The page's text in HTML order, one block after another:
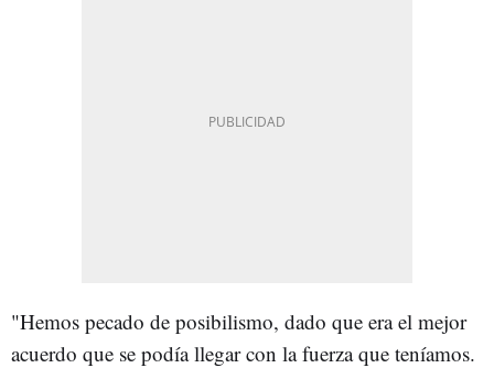
"Hemos pecado de posibilismo, dado que era el mejor
acuerdo que se podía llegar con la fuerza que teníamos.